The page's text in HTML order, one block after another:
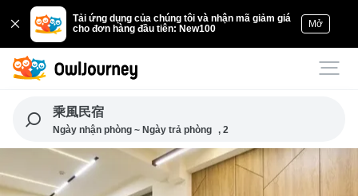
Tải ứng dụng của chúng tôi và nhận mã giảm giá
cho đơn hàng đầu tiên: New100
Mở
乘風民宿
Ngày nhận phòng ~ Ngày trả phòng , 2